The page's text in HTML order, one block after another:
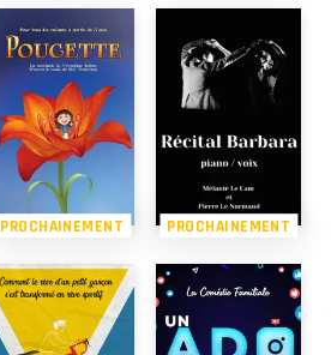
PROCHAINEMENT PROCHAINEMENT